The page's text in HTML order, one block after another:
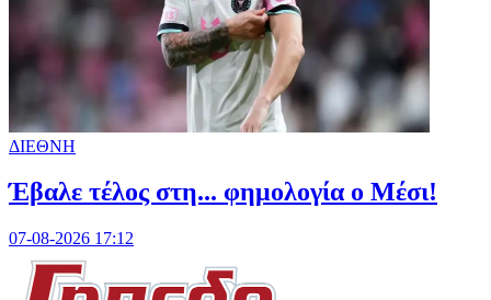
ΔΙΕΘΝΗ
Έβαλε τέλος στη... φημολογία o Μέσι!
07-08-2026 17:12